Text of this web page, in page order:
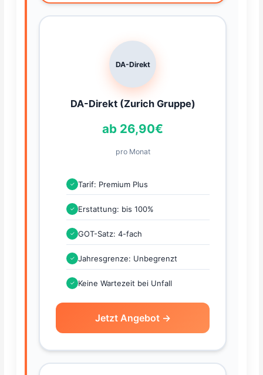
DA-Direkt
DA-Direkt (Zurich Gruppe)
ab 26,90€
pro Monat
✓ Tarif: Premium Plus
✓ Erstattung: bis 100%
✓ GOT-Satz: 4-fach
✓ Jahresgrenze: Unbegrenzt
✓ Keine Wartezeit bei Unfall
Jetzt Angebot →